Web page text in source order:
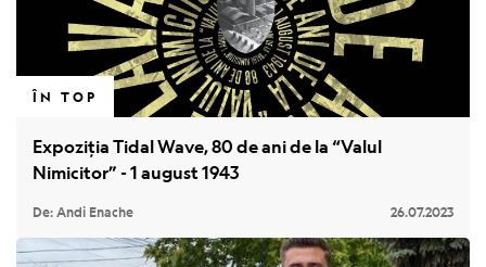
ÎN TOP
Expoziția Tidal Wave, 80 de ani de la “Valul
Nimicitor” - 1 august 1943
De: Andi Enache 26.07.2023